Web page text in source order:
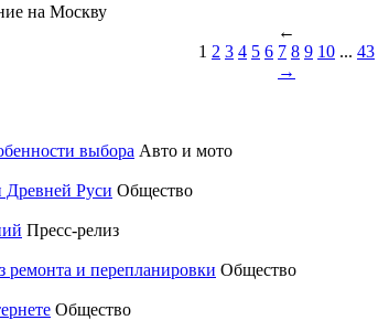
на Москву
←
1 2 3 4 5 6 7 8 9 10 ... 43
→
выбора Авто и мото
Руси Общество
Пресс-релиз
и перепланировки Общество
Общество